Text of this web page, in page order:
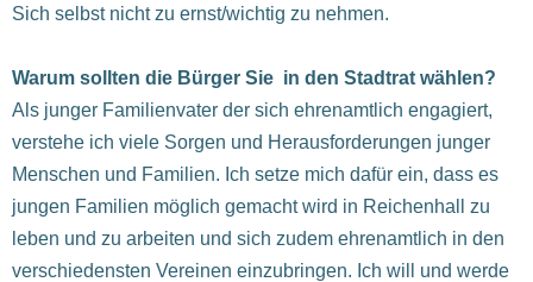
Sich selbst nicht zu ernst/wichtig zu nehmen.
Warum sollten die Bürger Sie in den Stadtrat wählen?
Als junger Familienvater der sich ehrenamtlich engagiert,
verstehe ich viele Sorgen und Herausforderungen junger
Menschen und Familien. Ich setze mich dafür ein, dass es
jungen Familien möglich gemacht wird in Reichenhall zu
leben und zu arbeiten und sich zudem ehrenamtlich in den
verschiedensten Vereinen einzubringen. Ich will und werde